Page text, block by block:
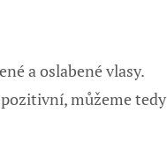
a oslabené vlasy.
můžeme tedy